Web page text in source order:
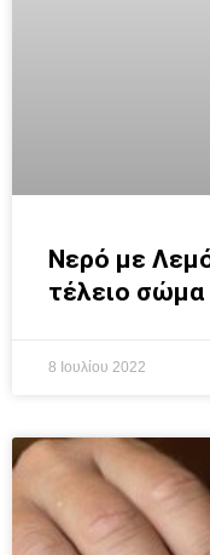
Νερό με
τέλειο σώμα
8 Ιουλίου 2022